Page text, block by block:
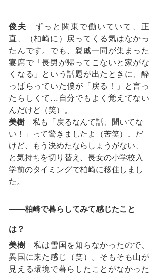
俊夫 ずっと関東で働いていて、正
直、（柏崎に）戻ってくる気はなかっ
たんです。でも、親戚一同が集まった
宴席で「長男が帰ってこないと家がな
くなる」という話題が出たときに、酔
っぱらっていた僕が「戻る！」と言っ
たらしくて…自分でもよく覚えてない
んだけど（笑）。
美樹 私も「戻るなんて話、聞いてな
い！」って驚きましたよ（苦笑）。だ
けど、もう決めたならしょうがない、
と気持ちを切り替え、長女の小学校入
学前のタイミングで柏崎に移住しまし
た。
――柏崎で暮らしてみて感じたこと
は？
美樹 私は雪国を知らなかったので、
異国に来た感じ（笑）。そもそも山が
見える環境で暮らしたことがなかった